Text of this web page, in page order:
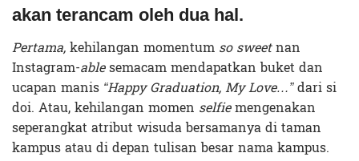
akan terancam oleh dua hal.
Pertama,kehilangan momentum so sweetnan
Instagram-ablesemacam mendapatkan buket dan
ucapan manis “Happy Graduation, My Love…”dari si
doi. Atau, kehilangan momen selfiemengenakan
seperangkat atribut wisuda bersamanya di taman
kampus atau di depan tulisan besar nama kampus.